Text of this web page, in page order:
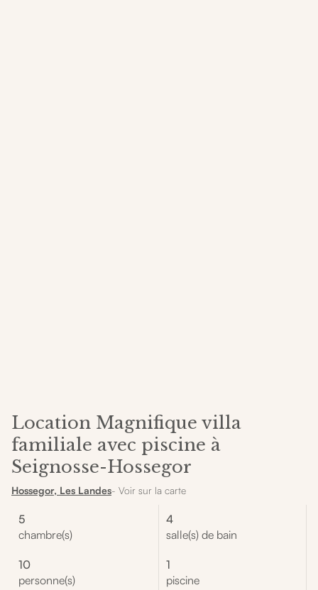
Location Magnifique villa
familiale avec piscine à
Seignosse-Hossegor
Hossegor, Les Landes- Voir sur la carte
5
chambre(s)
4
salle(s) de bain
10
personne(s)
1
piscine